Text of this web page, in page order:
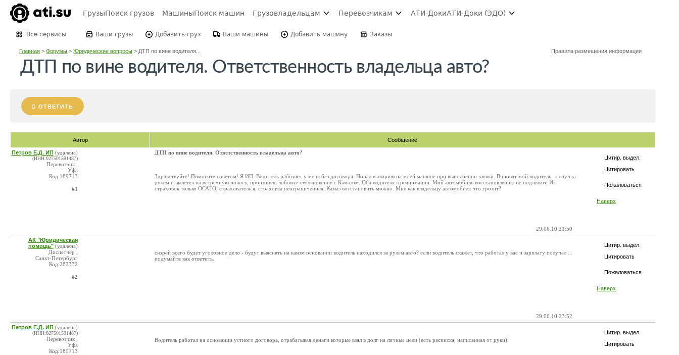
ГрузыПоиск грузов МашиныПоиск машин Грузовладельцам Перевозчикам АТИ-ДокиАТИ-Доки (ЭДО)
Все сервисы Ваши грузы Добавить груз Ваши машины Добавить машину Заказы
Главная >Форумы >Юридические вопросы > ДТП по вине водителя... Правила размещения информации
ДТП по вине водителя. Ответственность владельца авто?
ОТВЕТИТЬ
Автор Сообщение
Цитир. выдел.
Цитировать
Пожаловаться
Наверх
Петров Е.Д. ИП (удалена)
(ИНН:027501591487)
Перевозчик ,
Уфа
Код:189713
#1
ДТП по вине водителя. Ответственность владельца авто?
Здравствуйте! Помогите советом! Я ИП. Водитель работает у меня без договора. Попал в аварию на моей машине при выполнении заявки. Виноват мой водитель: заснул за
рулем и вылетел на встречную полосу, произошло лобовое столкновение с Камазом. Оба водителя в реанимации. Мой автомобиль восстановлению не подлежит. Из
страховок только ОСАГО, страхователь я, страховка неограниченная. Камаз восстановить можно. Мне как владельцу автомобиля что грозит?
29.06.10 21:50
Цитир. выдел.
Цитировать
Пожаловаться
Наверх
АК "Юридическая
помощь" (удалена)
Диспетчер ,
Санкт-Петербург
Код:282332
#2
скорей всего будет уголовное дело - будут выяснять на каком основании водитель находился за рулем авто? если водитель скажет, что работал у вас и зарплату получал ...
подумайте как ответить.
29.06.10 23:52
Цитир. выдел.
Цитировать
Петров Е.Д. ИП (удалена)
(ИНН:027501591487)
Перевозчик ,
Уфа
Код:189713
Водитель работал на основании устного договора, отрабатывая деньги которые взял в долг на личные цели (есть расписка, написанная от руки).